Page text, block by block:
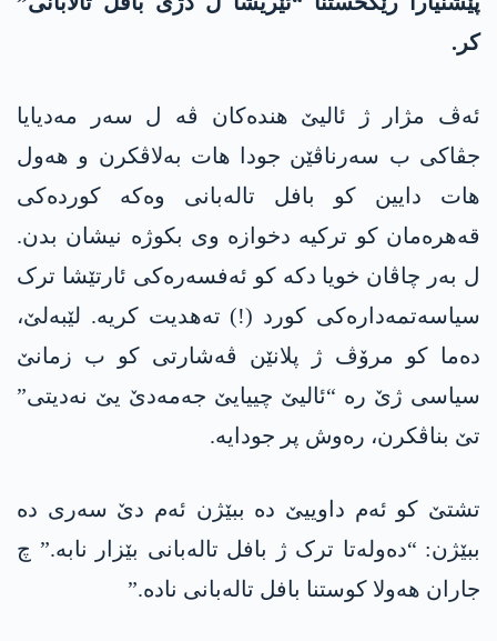
کر.
ئەڤ مژار ژ ئالیێ ھندەکان ڤە ل سەر مەدیایا
جڤاکی ب سەرناڤێن جودا ھات بەلاڤکرن و ھەول
ھات دایین کو بافل تالەبانی وەکە کوردەکی
قەھرەمان کو ترکیە دخوازە وی بکوژە نیشان بدن.
ل بەر چاڤان خویا دکە کو ئەفسەرەکی ئارتێشا ترک
سیاسەتمەدارەکی کورد (!) تەھدیت کریە. لێبەلێ،
دەما کو مرۆڤ ژ پلانێن ڤەشارتی کو ب زمانێ
سیاسی ژێ رە “ئالیێ چییایێ جەمەدێ یێ نەدیتی”
تێ بناڤکرن، رەوش پر جودایە.
تشتێ کو ئەم داوییێ دە ببێژن ئەم دێ سەری دە
ببێژن: “دەولەتا ترک ژ بافل تالەبانی بێزار نابە.” چ
جاران هەولا کوستنا بافل تالەبانی نادە.”